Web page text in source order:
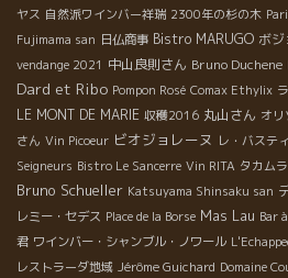
ヤス 自然派ワインバー祥瑞 2300年の杉の木
Fujimama san 日仏商事 Bistro MARUGO ボ
vendange 2021 中山良則さん Bruno Duchene
Dard et Ribo Pompon Rosé Comax Ethylix
LE MONT DE MARIE 収穫2016 丸山さん オ
さん Vin Picoeur ビオジョレーヌ レ・バステ
Seigneurs Bistro Le Sancerre Vin RITA タカムラ
Bruno Schueller Katsuyama Shinsaku san
レミー・セデス Place de la Borse Mas Lau Bar
君 ワインバー・シャンブル・ノワール
レストラーダ地域 Jérôme Guichard Domaine